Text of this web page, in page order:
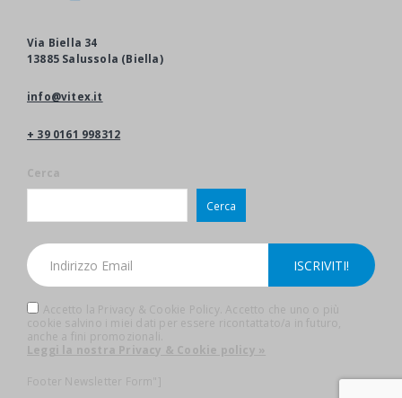
Via Biella 34
13885 Salussola (Biella)
info@vitex.it
+ 39 0161 998312
Cerca
Cerca
Accetto la Privacy & Cookie Policy. Accetto che uno o più
cookie salvino i miei dati per essere ricontattato/a in futuro,
anche a fini promozionali.
Leggi la nostra Privacy & Cookie policy »
Footer Newsletter Form"]